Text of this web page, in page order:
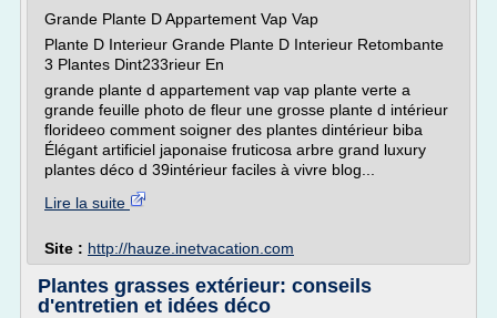
Grande Plante D Appartement Vap Vap
Plante D Interieur Grande Plante D Interieur Retombante
3 Plantes Dint233rieur En
grande plante d appartement vap vap plante verte a
grande feuille photo de fleur une grosse plante d intérieur
florideeo comment soigner des plantes dintérieur biba
Élégant artificiel japonaise fruticosa arbre grand luxury
plantes déco d 39intérieur faciles à vivre blog...
Lire la suite
Site : http://hauze.inetvacation.com
Plantes grasses extérieur: conseils
d'entretien et idées déco